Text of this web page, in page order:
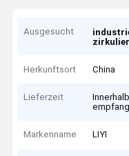
Ausgesucht
Herkunftsort China
Lieferzeit
Markenname LIYI